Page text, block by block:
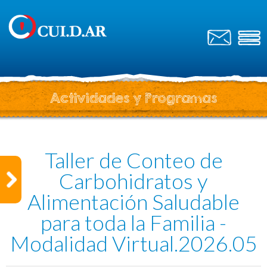
Actividades y Programas
Taller de Conteo de
Carbohidratos y
Alimentación Saludable
para toda la Familia -
Modalidad Virtual.2026.05